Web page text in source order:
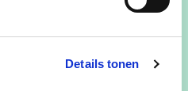
Details tonen
gezinnen en